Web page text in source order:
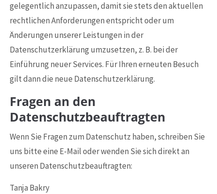
gelegentlich anzupassen, damit sie stets den aktuellen
rechtlichen Anforderungen entspricht oder um
Änderungen unserer Leistungen in der
Datenschutzerklärung umzusetzen, z. B. bei der
Einführung neuer Services. Für Ihren erneuten Besuch
gilt dann die neue Datenschutzerklärung.
Fragen an den
Datenschutzbeauftragten
Wenn Sie Fragen zum Datenschutz haben, schreiben Sie
uns bitte eine E-Mail oder wenden Sie sich direkt an
unseren Datenschutzbeauftragten:
Tanja Bakry